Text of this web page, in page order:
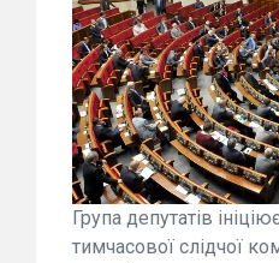
Група депутатів
тимчасової слідчої